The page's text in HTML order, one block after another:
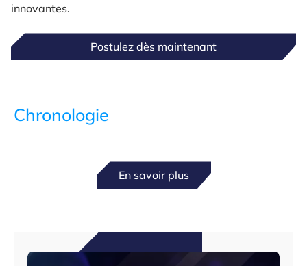
innovantes.
Postulez dès maintenant
Chronologie
En savoir plus